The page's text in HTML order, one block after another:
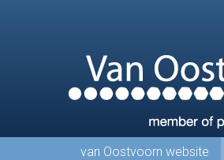
van Oostvoorn website